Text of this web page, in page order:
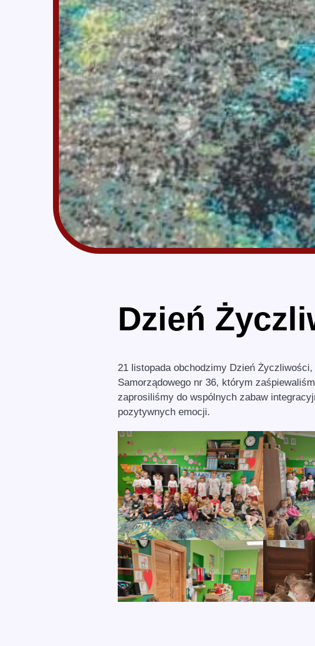
Dzień
21 listopada obchodzimy Dzień
Samorządowego nr 36, którym
zaprosiliśmy do wspólnych zabaw
pozytywnych emocji.